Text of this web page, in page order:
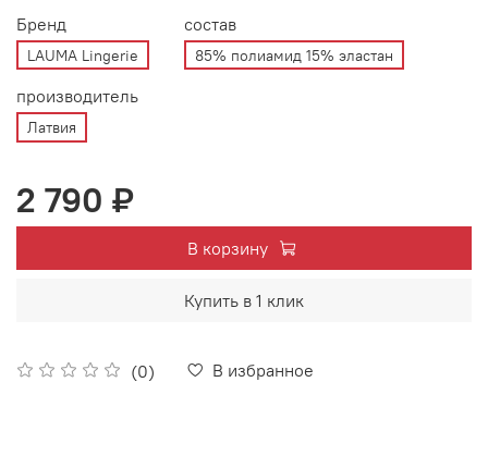
(0) В избранное
Бренд
LAUMA Lingerie
состав
85% полиамид 15% эластан
производитель
Латвия
2 790 ₽
В корзину
Купить в 1 клик